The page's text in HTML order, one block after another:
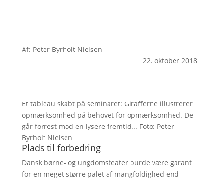
Af: Peter Byrholt Nielsen
22. oktober 2018
Et tableau skabt på seminaret: Girafferne illustrerer
opmærksomhed på behovet for opmærksomhed. De
går forrest mod en lysere fremtid... Foto: Peter
Byrholt Nielsen
Plads til forbedring
Dansk børne- og ungdomsteater burde være garant
for en meget større palet af mangfoldighed end